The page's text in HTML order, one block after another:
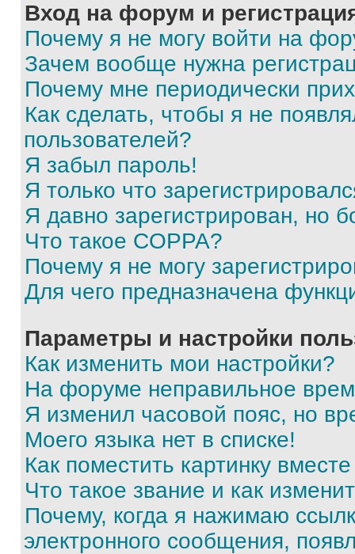
Вход на форум и
Почему я не могу войти на
Зачем вообще нужна
Почему мне периодически
Как сделать, чтобы я не
пользователей?
Я забыл пароль!
Я только что
Я давно зарегистрирован, но
Что такое COPPA?
Почему я не могу
Для чего предназначена
Параметры и настройки
Как изменить мои настройки?
На форуме неправильное
Я изменил часовой пояс, но
Моего языка нет в списке!
Как поместить картинку
Что такое звание и как
Почему, когда я нажимаю
электронного сообщения,